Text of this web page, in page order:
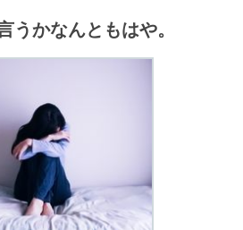
うかなんともはや。